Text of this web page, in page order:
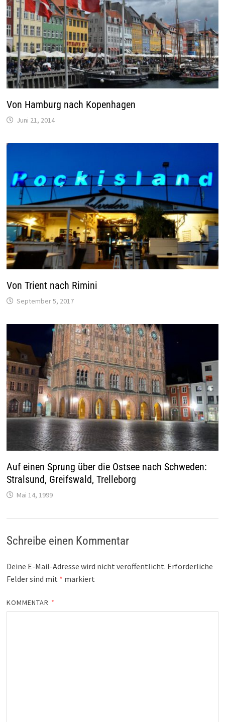
Von Hamburg nach Kopenhagen
Juni 21, 2014
Von Trient nach Rimini
September 5, 2017
Auf einen Sprung über die Ostsee nach Schweden:
Stralsund, Greifswald, Trelleborg
Mai 14, 1999
Schreibe einen Kommentar
Deine E-Mail-Adresse wird nicht veröffentlicht. Erforderliche
Felder sind mit * markiert
KOMMENTAR *